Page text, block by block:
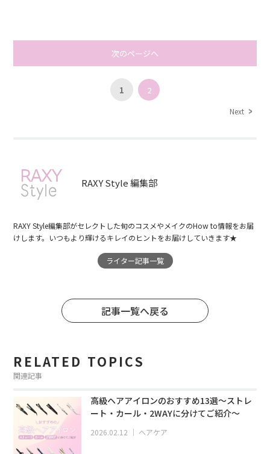
次のページへ
1 2
Next
RAXY Style 編集部
RAXY Style編集部がセレクトした旬のコスメやメイクのHow to情報をお届
けします。いつもより輝けるキレイのヒントをお届けしていきます★
ライター記事一覧
記事一覧へ戻る
RELATED TOPICS
関連記事
高級ヘアアイロンのおすすめ13選～ストレ
ート・カール・2WAYに分けてご紹介～
2026.02.12 ｜ ヘアケア